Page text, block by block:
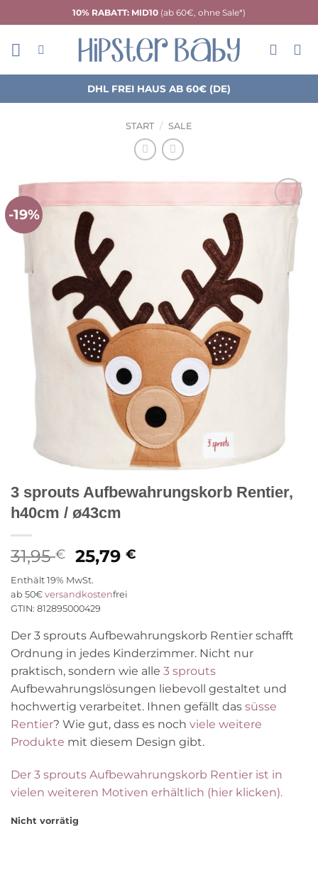
Inhalt
springen
10% RABATT: MID10 (ab 60€, ohne Sale*)
DHL FREI HAUS AB 60€ (DE)
START / SALE
-19%
Wunschliste
3 sprouts Aufbewahrungskorb Rentier,
h40cm / ø43cm
31,95€
Ursprünglicher
Preis
war:
31,95 €
25,79€
Enthält 19% MwSt.
ab 50€ versandkostenfrei
GTIN: 812895000429
Der 3 sprouts Aufbewahrungskorb Rentier schafft
Ordnung in jedes Kinderzimmer. Nicht nur
praktisch, sondern wie alle 3 sprouts
Aufbewahrungslösungen liebevoll gestaltet und
hochwertig verarbeitet. Ihnen gefällt das süsse
Rentier? Wie gut, dass es noch viele weitere
Produkte mit diesem Design gibt.
Der 3 sprouts Aufbewahrungskorb Rentier ist in
vielen weiteren Motiven erhältlich (hier klicken).
Nicht vorrätig